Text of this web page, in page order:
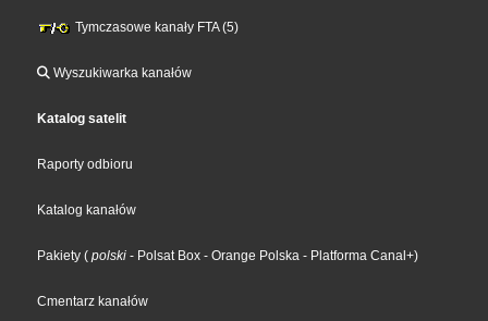
Tymczasowe kanały FTA (5)
Wyszukiwarka kanałów
Katalog satelit
Raporty odbioru
Katalog kanałów
Pakiety ( polski - Polsat Box - Orange Polska - Platforma Canal+)
Cmentarz kanałów